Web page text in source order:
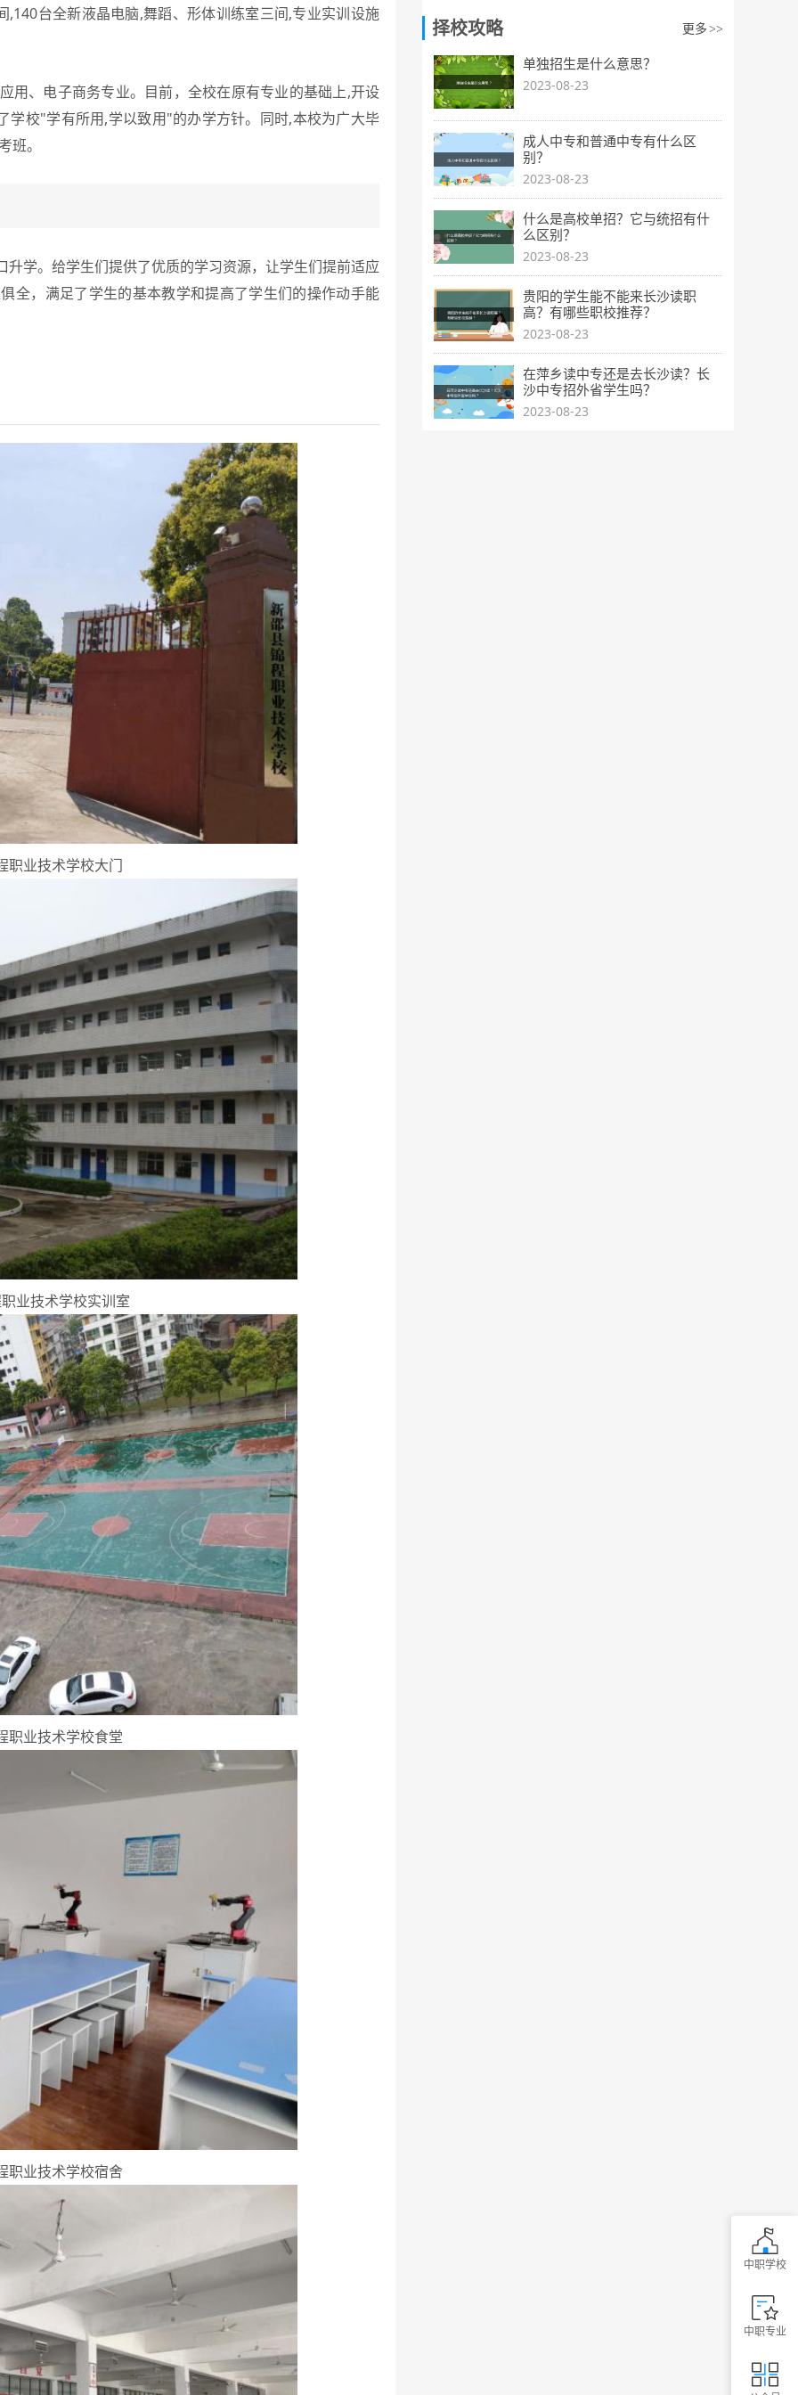
台全新液晶电脑,舞蹈、形体训练室三间,专业实训设施
、电子商务专业。目前，全校在原有专业的基础上,开设
学校"学有所用,学以致用"的办学方针。同时,本校为广大毕
班。
。给学生们提供了优质的学习资源，让学生们提前适应
全，满足了学生的基本教学和提高了学生们的操作动手能
职业技术学校大门
业技术学校实训室
职业技术学校食堂
职业技术学校宿舍
择校攻略 更多 >>
单独招生是什么意思？
2023-08-23
成人中专和普通中专有什么区
别？
2023-08-23
什么是高校单招？它与统招有什
么区别？
2023-08-23
贵阳的学生能不能来长沙读职
高？有哪些职校推荐？
2023-08-23
在萍乡读中专还是去长沙读？长
沙中专招外省学生吗？
2023-08-23
中职学校
中职专业